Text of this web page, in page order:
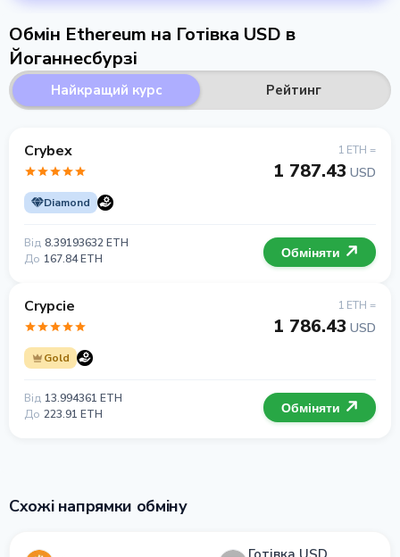
Обмін Ethereum на Готівка USD в
Йоганнесбурзі
Найкращий курс Рейтинг
Crybex
Diamond
1 ETH =
1 787.43 USD
Від 8.39193632 ETH
До 167.84 ETH Обміняти
Crypcie
Gold
1 ETH =
1 786.43 USD
Від 13.994361 ETH
До 223.91 ETH Обміняти
Схожі напрямки обміну